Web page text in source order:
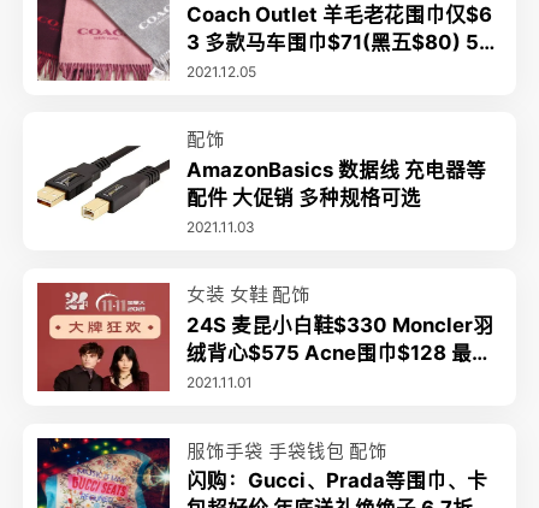
Coach Outlet 羊毛老花围巾仅$6
3 多款马车围巾$71(黑五$80) 5折
起+2件额外8折+限时包邮
2021.12.05
配饰
AmazonBasics 数据线 充电器等
配件 大促销 多种规格可选
2021.11.03
女装 女鞋 配饰
24S 麦昆小白鞋$330 Moncler羽
绒背心$575 Acne围巾$128 最高
额外7.2折+晒单送TF眼影
2021.11.01
服饰手袋 手袋钱包 配饰
闪购：Gucci、Prada等围巾、卡